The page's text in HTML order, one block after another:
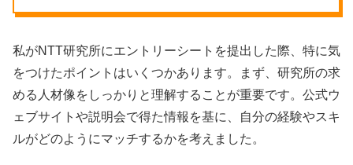
私がNTT研究所にエントリーシートを提出した際、特に気
をつけたポイントはいくつかあります。まず、研究所の求
める人材像をしっかりと理解することが重要です。公式ウ
ェブサイトや説明会で得た情報を基に、自分の経験やスキ
ルがどのようにマッチするかを考えました。